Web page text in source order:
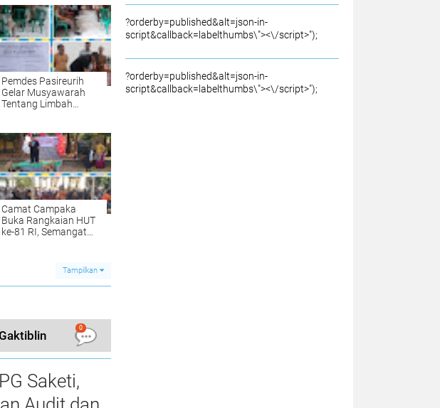
Pemdes Pasireurih
Gelar Musyawarah
Tentang Limbah
Cisata Hasilkan
Kesepakatan Tutup
Sementara
Camat Campaka
Buka Rangkaian HUT
ke-81 RI, Semangat
Lomba KaraokeTampilkan
0
Saketi,
?orderby=published&alt=json-in-
script&callback=labelthumbs\"><\/script>");
?orderby=published&alt=json-in-
script&callback=labelthumbs\"><\/script>");